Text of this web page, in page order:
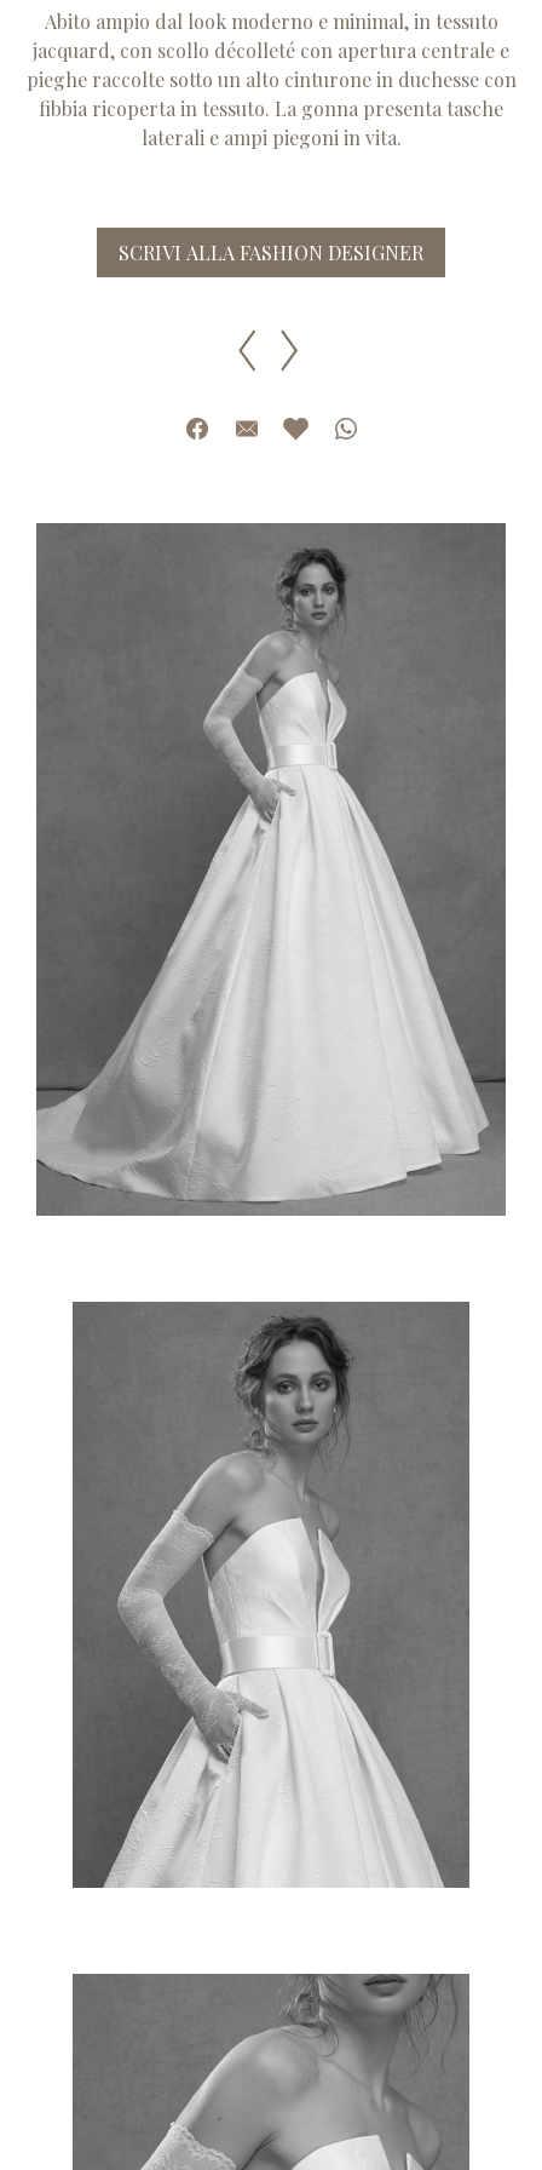
Abito ampio dal look moderno e minimal, in tessuto
jacquard, con scollo décolleté con apertura centrale e
pieghe raccolte sotto un alto cinturone in duchesse con
fibbia ricoperta in tessuto. La gonna presenta tasche
laterali e ampi piegoni in vita.
SCRIVI ALLA FASHION DESIGNER